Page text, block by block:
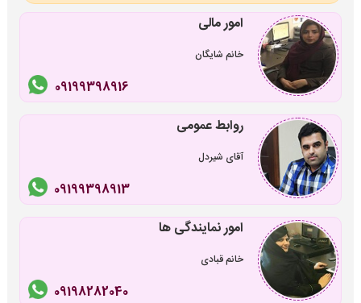
امور مالی
خانم شایگان
09199398916
روابط عمومی
آقای شیردل
09199398913
امور نمایندگی ها
خانم قبادی
09198282040